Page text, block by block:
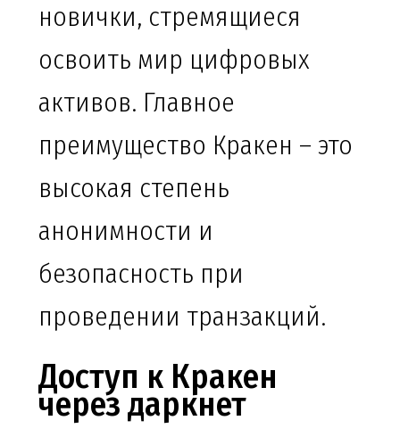
новички, стремящиеся
освоить мир цифровых
активов. Главное
преимущество Кракен – это
высокая степень
анонимности и
безопасность при
проведении транзакций.
Доступ к Кракен
через даркнет